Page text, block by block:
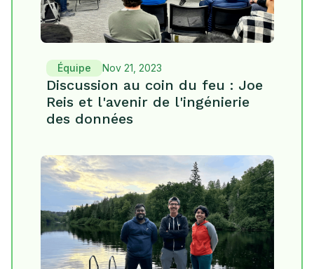
Équipe Nov 21, 2023
Discussion au coin du feu : Joe
Reis et l'avenir de l'ingénierie
des données